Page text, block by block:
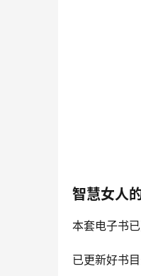
智慧女人
本套电子书
已更新好书目